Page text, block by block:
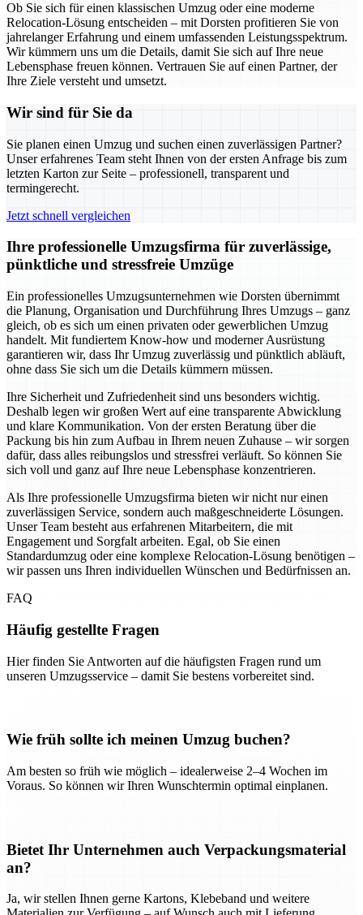
Ob Sie sich für einen klassischen Umzug oder eine moderne
Relocation-Lösung entscheiden – mit Dorsten profitieren Sie von
jahrelanger Erfahrung und einem umfassenden Leistungsspektrum.
Wir kümmern uns um die Details, damit Sie sich auf Ihre neue
Lebensphase freuen können. Vertrauen Sie auf einen Partner, der
Ihre Ziele versteht und umsetzt.
Wir sind für Sie da
Sie planen einen Umzug und suchen einen zuverlässigen Partner?
Unser erfahrenes Team steht Ihnen von der ersten Anfrage bis zum
letzten Karton zur Seite – professionell, transparent und
termingerecht.
Jetzt schnell vergleichen
Ihre professionelle Umzugsfirma für zuverlässige,
pünktliche und stressfreie Umzüge
Ein professionelles Umzugsunternehmen wie Dorsten übernimmt
die Planung, Organisation und Durchführung Ihres Umzugs – ganz
gleich, ob es sich um einen privaten oder gewerblichen Umzug
handelt. Mit fundiertem Know-how und moderner Ausrüstung
garantieren wir, dass Ihr Umzug zuverlässig und pünktlich abläuft,
ohne dass Sie sich um die Details kümmern müssen.
Ihre Sicherheit und Zufriedenheit sind uns besonders wichtig.
Deshalb legen wir großen Wert auf eine transparente Abwicklung
und klare Kommunikation. Von der ersten Beratung über die
Packung bis hin zum Aufbau in Ihrem neuen Zuhause – wir sorgen
dafür, dass alles reibungslos und stressfrei verläuft. So können Sie
sich voll und ganz auf Ihre neue Lebensphase konzentrieren.
Als Ihre professionelle Umzugsfirma bieten wir nicht nur einen
zuverlässigen Service, sondern auch maßgeschneiderte Lösungen.
Unser Team besteht aus erfahrenen Mitarbeitern, die mit
Engagement und Sorgfalt arbeiten. Egal, ob Sie einen
Standardumzug oder eine komplexe Relocation-Lösung benötigen –
wir passen uns Ihren individuellen Wünschen und Bedürfnissen an.
FAQ
Häufig gestellte Fragen
Hier finden Sie Antworten auf die häufigsten Fragen rund um
unseren Umzugsservice – damit Sie bestens vorbereitet sind.
Wie früh sollte ich meinen Umzug buchen?
Am besten so früh wie möglich – idealerweise 2–4 Wochen im
Voraus. So können wir Ihren Wunschtermin optimal einplanen.
Bietet Ihr Unternehmen auch Verpackungsmaterial
an?
Ja, wir stellen Ihnen gerne Kartons, Klebeband und weitere